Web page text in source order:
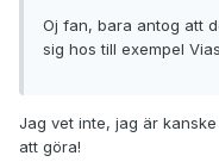
Oj fan, bara antog att
sig hos till exempel
Jag vet inte, jag är
att göra!